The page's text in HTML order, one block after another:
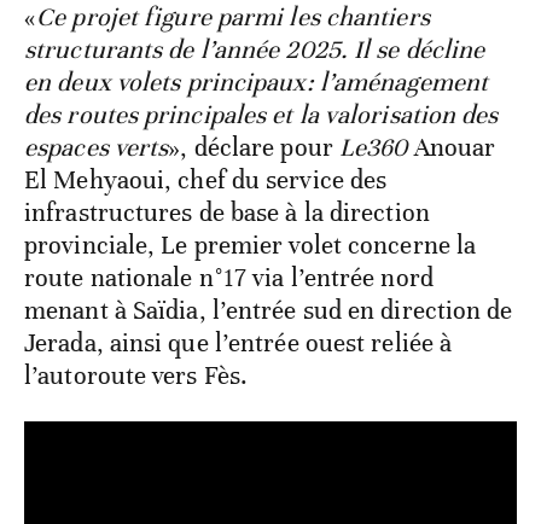
«Ce projet figure parmi les chantiers
structurants de l’année 2025. Il se décline
en deux volets principaux: l’aménagement
des routes principales et la valorisation des
espaces verts», déclare pour Le360Anouar
El Mehyaoui, chef du service des
infrastructures de base à la direction
provinciale, Le premier volet concerne la
route nationale n°17 via l’entrée nord
menant à Saïdia, l’entrée sud en direction de
Jerada, ainsi que l’entrée ouest reliée à
l’autoroute vers Fès.